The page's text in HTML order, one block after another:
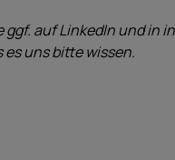
ggf. auf LinkedIn und in
uns bitte wissen.